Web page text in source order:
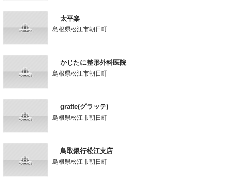
太平楽
島根県松江市朝日町
-
かじたに整形外科医院
島根県松江市朝日町
-
gratte(グラッテ)
島根県松江市朝日町
-
鳥取銀行松江支店
島根県松江市朝日町
-